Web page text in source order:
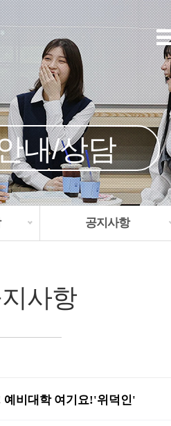
내/상담
공지사항
사항
예비대학 여기요!'위덕인'